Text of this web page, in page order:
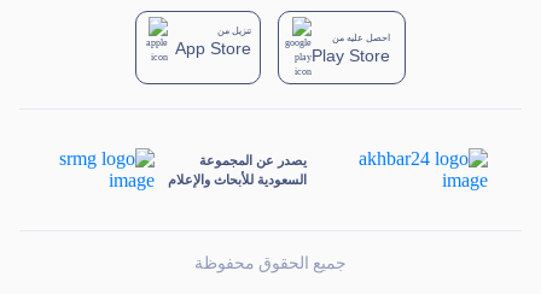
يصدر عن المجموعة
السعودية للأبحاث والإعلام
جميع الحقوق محفوظة
تنزيل من
App Store
احصل عليه من
Play Store